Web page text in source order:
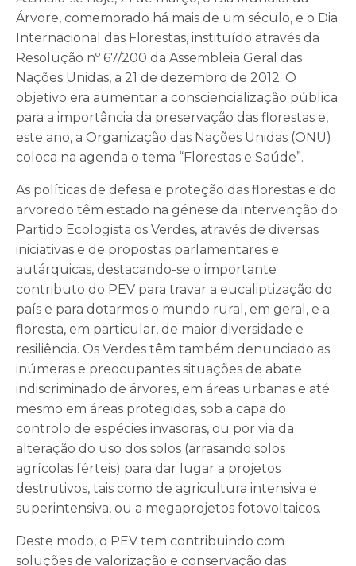
Árvore, comemorado há mais de um século, e o Dia
Internacional das Florestas, instituído através da
Resolução nº 67/200 da Assembleia Geral das
Nações Unidas, a 21 de dezembro de 2012. O
objetivo era aumentar a consciencialização pública
para a importância da preservação das florestas e,
este ano, a Organização das Nações Unidas (ONU)
coloca na agenda o tema “Florestas e Saúde”.
As políticas de defesa e proteção das florestas e do
arvoredo têm estado na génese da intervenção do
Partido Ecologista os Verdes, através de diversas
iniciativas e de propostas parlamentares e
autárquicas, destacando-se o importante
contributo do PEV para travar a eucaliptização do
país e para dotarmos o mundo rural, em geral, e a
floresta, em particular, de maior diversidade e
resiliência. Os Verdes têm também denunciado as
inúmeras e preocupantes situações de abate
indiscriminado de árvores, em áreas urbanas e até
mesmo em áreas protegidas, sob a capa do
controlo de espécies invasoras, ou por via da
alteração do uso dos solos (arrasando solos
agrícolas férteis) para dar lugar a projetos
destrutivos, tais como de agricultura intensiva e
superintensiva, ou a megaprojetos fotovoltaicos.
Deste modo, o PEV tem contribuindo com
soluções de valorização e conservação das